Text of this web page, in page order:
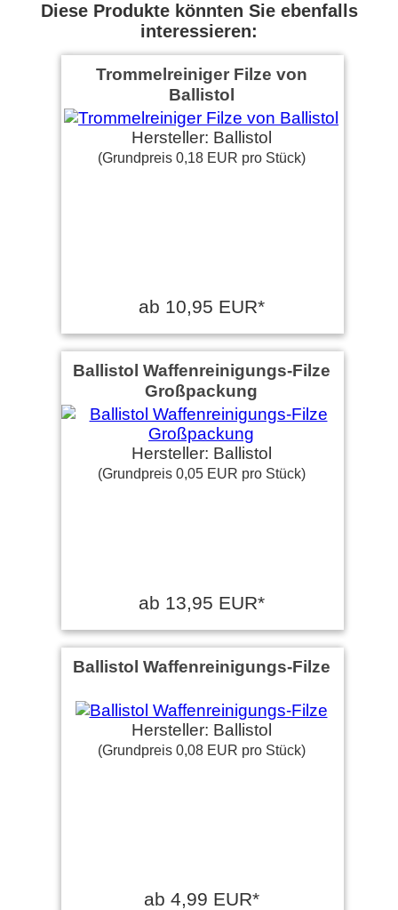
Diese Produkte könnten Sie ebenfalls
interessieren:
Trommelreiniger Filze von
Ballistol
Hersteller: Ballistol
(Grundpreis 0,18 EUR pro Stück)
ab 10,95 EUR*
Ballistol Waffenreinigungs-Filze
Großpackung
Hersteller: Ballistol
(Grundpreis 0,05 EUR pro Stück)
ab 13,95 EUR*
Ballistol Waffenreinigungs-Filze
Hersteller: Ballistol
(Grundpreis 0,08 EUR pro Stück)
ab 4,99 EUR*